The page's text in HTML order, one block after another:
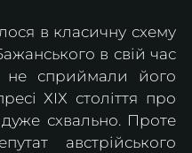
в класичну схему
в свій час
не сприймали його
ХІХ століття про
дуже схвально. Проте
австрійського